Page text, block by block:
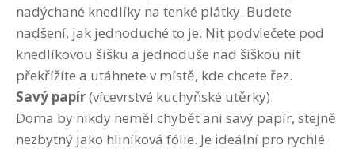
nadýchané knedlíky na tenké plátky. Budete
nadšení, jak jednoduché to je. Nit podvlečete pod
knedlíkovou šišku a jednoduše nad šiškou nit
překřížíte a utáhnete v místě, kde chcete řez.
Savý papír(vícevrstvé kuchyňské utěrky)
Doma by nikdy neměl chybět ani savý papír, stejně
nezbytný jako hliníková fólie. Je ideální pro rychlé